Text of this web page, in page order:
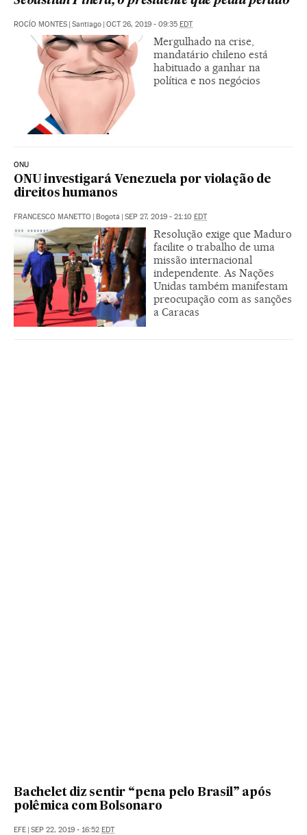
ROCÍO MONTES | Santiago | OCT 26, 2019 - 09:35 EDT
Mergulhado na crise,
mandatário chileno está
habituado a ganhar na
política e nos negócios
ONU
ONU investigará Venezuela por violação de
direitos humanos
FRANCESCO MANETTO | Bogotá | SEP 27, 2019 - 21:10 EDT
Resolução exige que Maduro
facilite o trabalho de uma
missão internacional
independente. As Nações
Unidas também manifestam
preocupação com as sanções
a Caracas
Bachelet diz sentir “pena pelo Brasil” após
polêmica com Bolsonaro
EFE | SEP 22, 2019 - 16:52 EDT